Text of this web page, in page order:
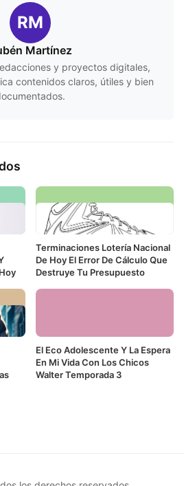
RM
Martínez
y proyectos digitales,
contenidos claros, útiles y bien
Terminaciones Lotería Nacional
De Hoy El Error De Cálculo Que
Destruye Tu Presupuesto
El Eco Adolescente Y La Espera
En Mi Vida Con Los Chicos
Walter Temporada 3